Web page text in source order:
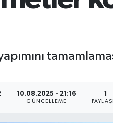
10.08.2025 - 21:16
GÜNCELLEME
1